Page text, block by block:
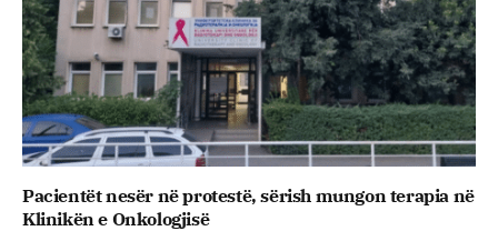
Pacientët nesër në protestë, sërish mungon terapia në
Klinikën e Onkologjisë